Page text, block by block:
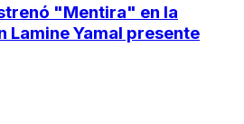
"Mentira" en la
Lamine Yamal presente